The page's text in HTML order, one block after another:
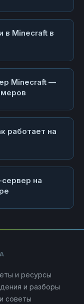
в Minecraft в
Minecraft —
работает на
на
и ресурсы
и разборы
советы